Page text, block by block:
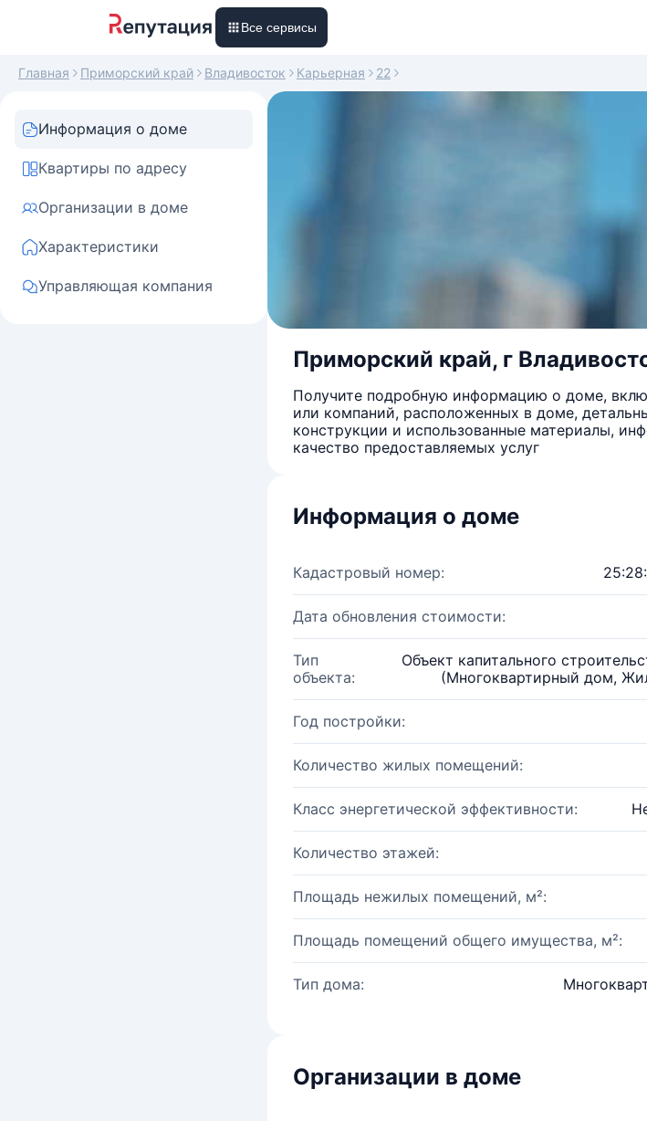
Все сервисы
Главная Приморский край Владивосток Карьерная 22
Информация о доме
Квартиры по адресу
Организации в доме
Характеристики
Управляющая компания
Приморский край, г
Получите подробную информацию о доме,
или компаний, расположенных в доме,
конструкции и использованные материалы,
качество предоставляемых услуг
Информация о доме
Кадастровый номер:
Дата обновления стоимости:
Тип
объекта:
Объект капитального
(Многоквартирный дом,
Год постройки:
Количество жилых помещений:
Класс энергетической эффективности:
Количество этажей:
Площадь нежилых помещений, м²:
Площадь помещений общего имущества, м²:
Тип дома:
Организации в доме